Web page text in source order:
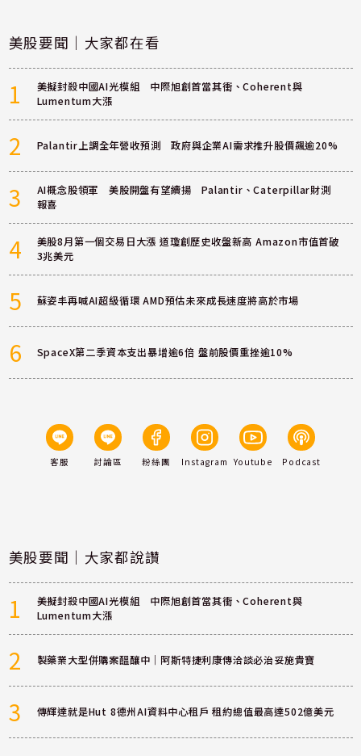
美股要聞｜大家都在看
1
美擬封殺中國AI光模組 中際旭創首當其衝、Coherent與
Lumentum大漲
2 Palantir上調全年營收預測 政府與企業AI需求推升股價飆逾20%
3
AI概念股領軍 美股開盤有望續揚 Palantir、Caterpillar財測
報喜
4
美股8月第一個交易日大漲 道瓊創歷史收盤新高 Amazon市值首破
3兆美元
5 蘇姿丰再喊AI超級循環 AMD預估未來成長速度將高於市場
6 SpaceX第二季資本支出暴增逾6倍 盤前股價重挫逾10%
客服 討論區 粉絲團 Instagram Youtube Podcast
美股要聞｜大家都說讚
1
美擬封殺中國AI光模組 中際旭創首當其衝、Coherent與
Lumentum大漲
2 製藥業大型併購案醞釀中｜阿斯特捷利康傳洽談必治妥施貴寶
3 傳輝達就是Hut 8德州AI資料中心租戶 租約總值最高達502億美元